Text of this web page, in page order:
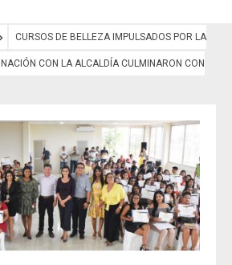
CURSOS DE BELLEZA IMPULSADOS POR LA
CON LA ALCALDÍA CULMINARON CON